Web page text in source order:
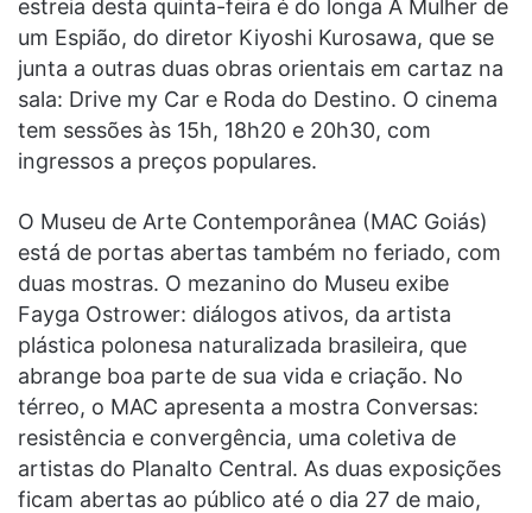
estreia desta quinta-feira é do longa A Mulher de
um Espião, do diretor Kiyoshi Kurosawa, que se
junta a outras duas obras orientais em cartaz na
sala: Drive my Car e Roda do Destino. O cinema
tem sessões às 15h, 18h20 e 20h30, com
ingressos a preços populares.
O Museu de Arte Contemporânea (MAC Goiás)
está de portas abertas também no feriado, com
duas mostras. O mezanino do Museu exibe
Fayga Ostrower: diálogos ativos, da artista
plástica polonesa naturalizada brasileira, que
abrange boa parte de sua vida e criação. No
térreo, o MAC apresenta a mostra Conversas:
resistência e convergência, uma coletiva de
artistas do Planalto Central. As duas exposições
ficam abertas ao público até o dia 27 de maio,